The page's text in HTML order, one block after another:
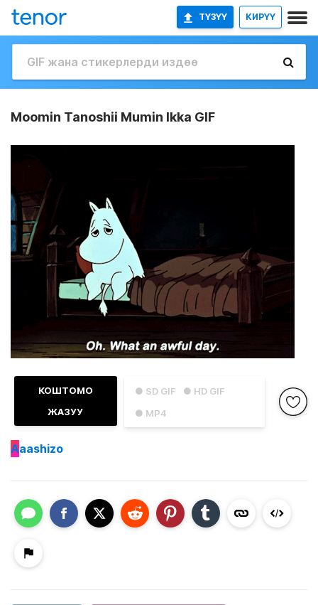
ТҮЗҮҮ КИРҮҮ
Moomin Tanoshii Mumin Ikka GIF
● SD GIF
● HD GIF
● MP4
КОШТОМО
ЖАЗУУ
Aaashizo